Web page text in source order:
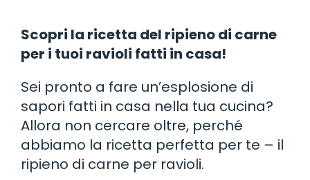
Scopri la ricetta del ripieno di carne
per i tuoi ravioli fatti in casa!
Sei pronto a fare un’esplosione di
sapori fatti in casa nella tua cucina?
Allora non cercare oltre, perché
abbiamo la ricetta perfetta per te – il
ripieno di carne per ravioli.